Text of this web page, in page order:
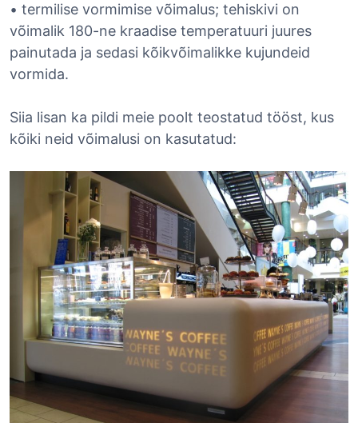
• termilise vormimise võimalus; tehiskivi on
võimalik 180-ne kraadise temperatuuri juures
painutada ja sedasi kõikvõimalikke kujundeid
vormida.
Siia lisan ka pildi meie poolt teostatud tööst, kus
kõiki neid võimalusi on kasutatud: